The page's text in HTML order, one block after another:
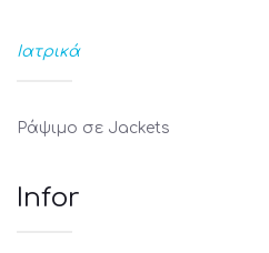
Ιατρικά
Ράψιμο σε Jackets
Infor